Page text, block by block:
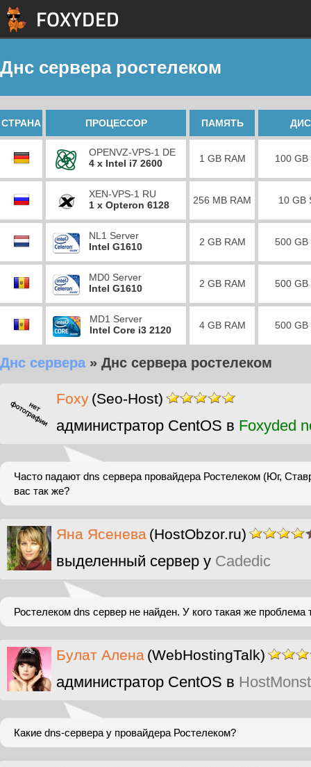
Днс сервера ростелеком
СТРАНА ПРОЦЕССОР ПАМЯТЬ
OPENVZ-VPS-1 DE
4 x Intel i7 2600
1 GB RAM 100 GB
XEN-VPS-1 RU
1 x Opteron 6128
256 MB RAM 10 GB
NL1 Server
Intel G1610
2 GB RAM 500 GB
MD0 Server
Intel G1610
2 GB RAM 500 GB
MD1 Server
Intel Core i3 2120
4 GB RAM 500 GB
Днс сервера» Днс сервера ростелеком
Foxy (Seo-Host)
администратор CentOS в Foxyded
Часто падают dns сервера провайдера Ростелеком (Юг,
вас так же?
Яна Ясенева (HostObzor.ru)
выделенный сервер у Cadedic
Ростелеком dns сервер не найден. У кого такая же
Булат Алена (WebHostingTalk)
администратор CentOS в
Какие dns-сервера у провайдера Ростелеком?